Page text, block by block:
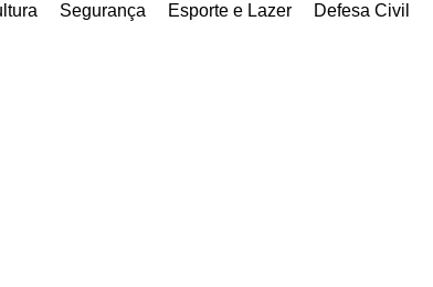
Segurança Esporte e Lazer Defesa Civil